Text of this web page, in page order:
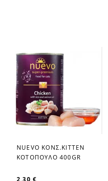
favorite_border
NUEVO ΚΟΝΣ.KITTEN
ΚΟΤΟΠΟΥΛΟ 400GR
2,30 €